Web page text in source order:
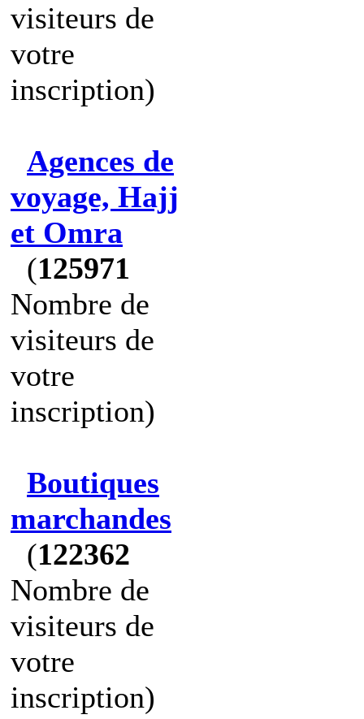
visiteurs de
votre
inscription)
Agences de
voyage, Hajj
et Omra
(125971
Nombre de
visiteurs de
votre
inscription)
Boutiques
marchandes
(122362
Nombre de
visiteurs de
votre
inscription)